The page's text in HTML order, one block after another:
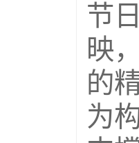
节
映
的
为